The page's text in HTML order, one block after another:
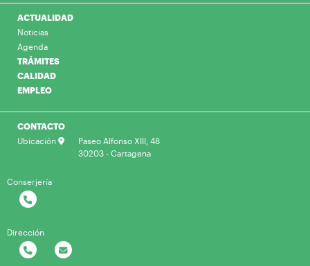
ACTUALIDAD
Noticias
Agenda
TRÁMITES
CALIDAD
EMPLEO
CONTACTO
Ubicación
Paseo Alfonso XIII, 48
30203 - Cartagena
Conserjería
Dirección